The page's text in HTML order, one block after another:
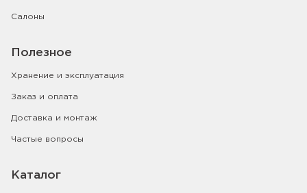
Салоны
Полезное
Хранение и эксплуатация
Заказ и оплата
Доставка и монтаж
Частые вопросы
Каталог